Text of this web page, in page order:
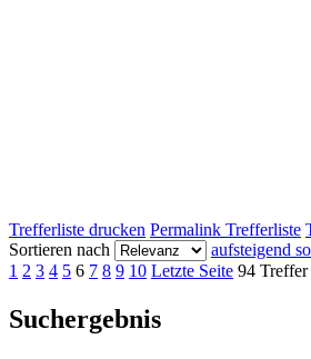
Trefferliste drucken Permalink Trefferliste
Sortieren nach
aufsteigend
1 2 3 4 5 6 7 8 9 10 Letzte Seite 94 Treffer
Suchergebnis